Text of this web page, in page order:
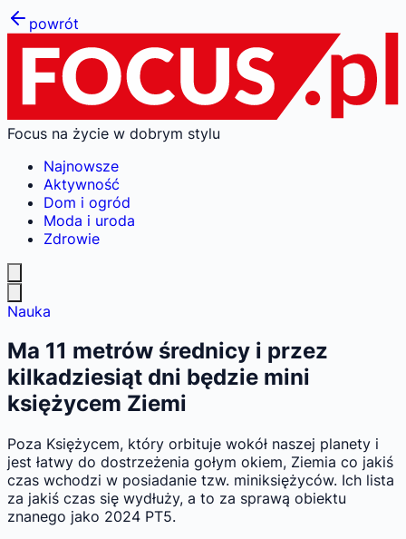
powrót
Focus na życie w dobrym stylu
Najnowsze
Aktywność
Dom i ogród
Moda i uroda
Zdrowie
Nauka
Ma 11 metrów średnicy i przez
kilkadziesiąt dni będzie mini
księżycem Ziemi
Poza Księżycem, który orbituje wokół naszej planety i
jest łatwy do dostrzeżenia gołym okiem, Ziemia co jakiś
czas wchodzi w posiadanie tzw. miniksiężyców. Ich lista
za jakiś czas się wydłuży, a to za sprawą obiektu
znanego jako 2024 PT5.